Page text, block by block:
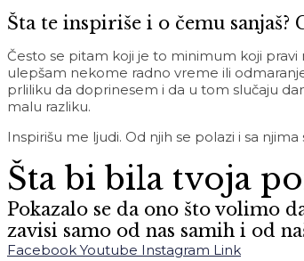
Šta te inspiriše i o čemu sanjaš?
Često se pitam koji je to minimum koji
ulepšam nekome radno vreme ili
prliliku da doprinesem i da u tom slučaju
malu razliku.
Inspirišu me ljudi. Od njih se polazi i sa njima
Šta bi bila tvoja
Pokazalo se da ono što volimo
zavisi samo od nas samih i od
Facebook Youtube Instagram Link